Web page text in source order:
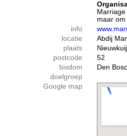
maar
info
locatie
Abdij
plaats
postcode
52
bisdom
Den
doelgroep
Google map